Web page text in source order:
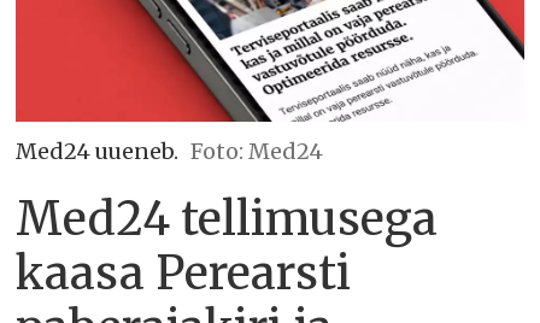
Med24 uueneb. Foto: Med24
Med24 tellimusega
kaasa Perearsti